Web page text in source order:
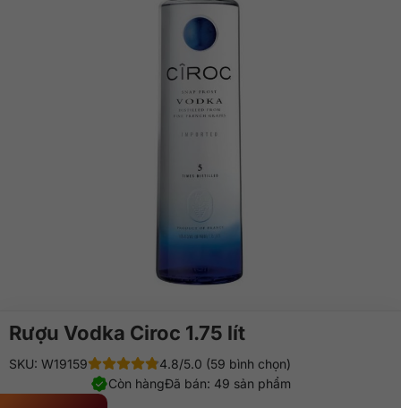
Rượu Vodka Ciroc 1.75 lít
SKU: W19159
4.8/5.0 (59 bình chọn)
Đã bán: 49 sản phẩm
Còn hàng